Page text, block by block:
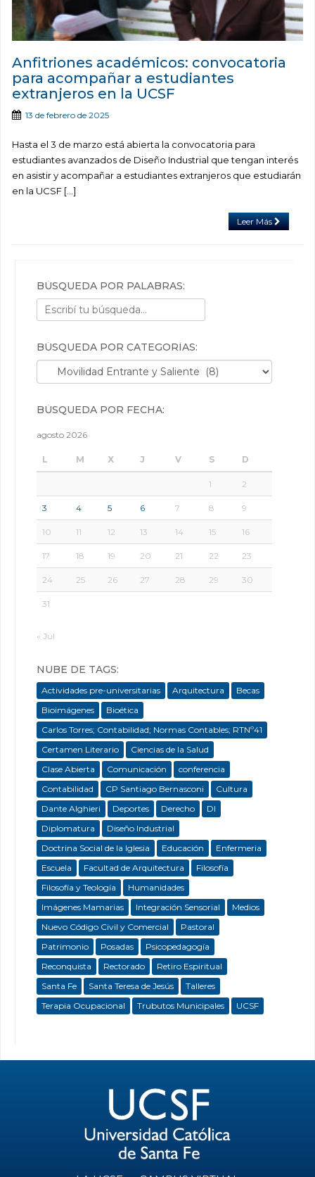
Anfitriones académicos: convocatoria
para acompañar a estudiantes
extranjeros en la UCSF
13 de febrero de 2025
Hasta el 3 de marzo está abierta la convocatoria para
estudiantes avanzados de Diseño Industrial que tengan interés
en asistir y acompañar a estudiantes extranjeros que estudiarán
en la UCSF […]
Leer Más
BÚSQUEDA POR PALABRAS:
BÚSQUEDA POR CATEGORÍAS:
Búsqueda por categorías:
BÚSQUEDA POR FECHA:
agosto 2026
L M X J V S D
1 2
3 4 5 6 7 8 9
10 11 12 13 14 15 16
17 18 19 20 21 22 23
24 25 26 27 28 29 30
31
« Jul
NUBE DE TAGS:
Actividades pre-universitarias Arquitectura
Becas
Bioimágenes
Bioética
Carlos Torres; Contabilidad; Normas Contables; RTNº41
Certamen Literario
Ciencias de la Salud
Clase Abierta
Comunicación
conferencia
Contabilidad
CP Santiago Bernasconi
Cultura
Dante Alghieri
Deportes Derecho
DI
Diplomatura
Diseño Industrial
Doctrina Social de la Iglesia
Educación
Enfermeria
Escuela
Facultad de Arquitectura
Filosofía
Filosofía y Teología
Humanidades
Imágenes Mamarias
Integración Sensorial
Medios
Nuevo Código Civil y Comercial
Pastoral
Patrimonio
Posadas
Psicopedagogía
Reconquista
Rectorado
Retiro Espiritual
Santa Fe
Santa Teresa de Jesús
Talleres
Terapia Ocupacional
Trubutos Municipales UCSF